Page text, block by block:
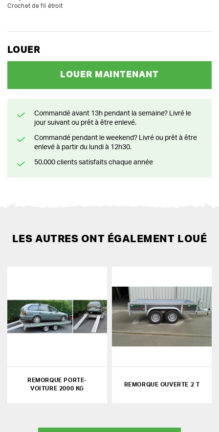
Crochet de fil étroit
LOUER
LOUER MAINTENANT
Commandé avant 13h pendant la semaine? Livré le
jour suivant ou prêt à être enlevé.
Commandé pendant le weekend? Livré ou prêt à être
enlevé à partir du lundi à 12h30.
50.000 clients satisfaits chaque année
LES AUTRES ONT ÉGALEMENT LOUÉ
REMORQUE PORTE-
VOITURE 2000 KG
REMORQUE OUVERTE 2 T